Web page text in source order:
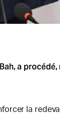
a procédé,
la